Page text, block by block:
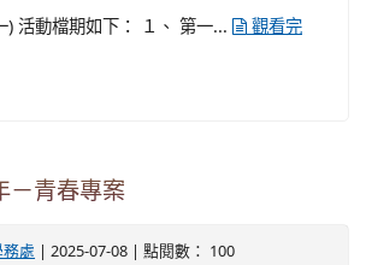
) 活動檔期如下： １、 第一...
觀看完
－青春專案
務處 | 2025-07-08 | 點閱數： 100